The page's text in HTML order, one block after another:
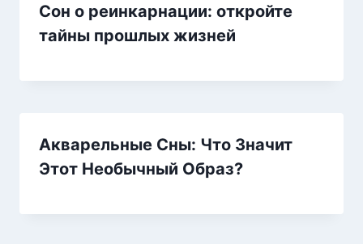
Сон о реинкарнации: откройте
тайны прошлых жизней
Акварельные Сны: Что Значит
Этот Необычный Образ?